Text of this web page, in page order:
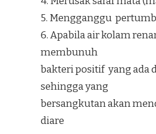
5. Mengganggu
6. Apabila air kolam
membunuh
bakteri positif yang ada
sehingga yang
bersangkutan akan
diare